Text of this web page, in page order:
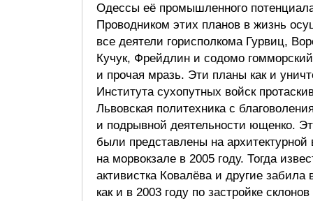
Одессы её промышленного
Проводником этих планов в жизнь
все деятели горисполкома Гурвиц,
Кучук, Фрейдлин и содомо гомморский
и прочая мразь. Эти планы как и
Института сухопутных войск
Львовская политехника с
и подрывной деятельности ющенко.
были представлены на архитектурной
на морвокзале в 2005 году. Тогда
активистка Ковалёва и другие забила
как и в 2003 году по застройке склонов